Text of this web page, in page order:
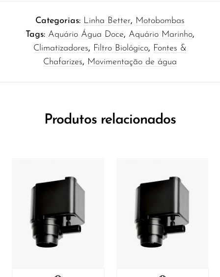
Categorias: Linha Better, Motobombas
Tags: Aquário Água Doce, Aquário Marinho,
Climatizadores, Filtro Biológico, Fontes &
Chafarizes, Movimentação de água
Produtos relacionados